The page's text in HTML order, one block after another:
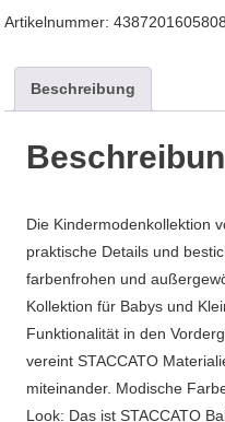
Artikelnummer:
Beschreibung
Die Kindermodenkollektion
praktische Details und
farbenfrohen und
Kollektion für Babys und
Funktionalität in den
vereint STACCATO
miteinander. Modische
Look: Das ist STACCATO